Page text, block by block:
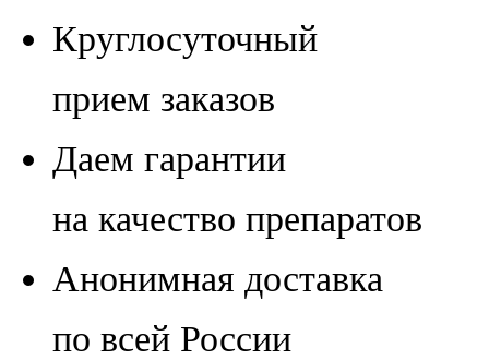
Круглосуточный
прием заказов
Даем гарантии
на качество препаратов
Анонимная доставка
по всей России